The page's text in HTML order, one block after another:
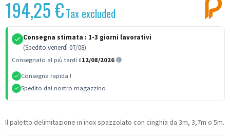
194,25 €Tax excluded
Consegna stimata : 1-3 giorni lavorativi
(Spedito venerdì 07/08)
Consegnato al più tardi il12/08/2026
Consegna rapida !
Spedito dal nostro magazzino
Il paletto delimitazione in inox spazzolato con cinghia da 3m, 3,7m o 5m.